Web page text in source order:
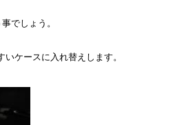
でしょう。
ケースに入れ替えします。